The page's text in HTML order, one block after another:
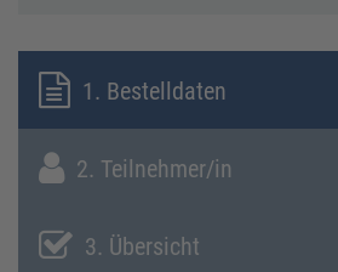
1. Bestelldaten
2. Teilnehmer/in
3. Übersicht